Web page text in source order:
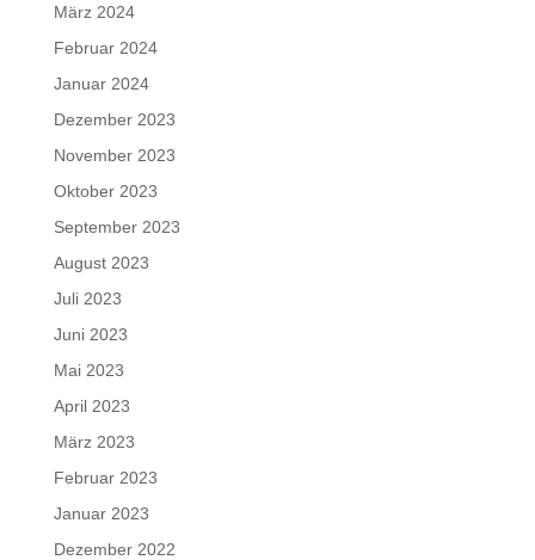
März 2024
Februar 2024
Januar 2024
Dezember 2023
November 2023
Oktober 2023
September 2023
August 2023
Juli 2023
Juni 2023
Mai 2023
April 2023
März 2023
Februar 2023
Januar 2023
Dezember 2022